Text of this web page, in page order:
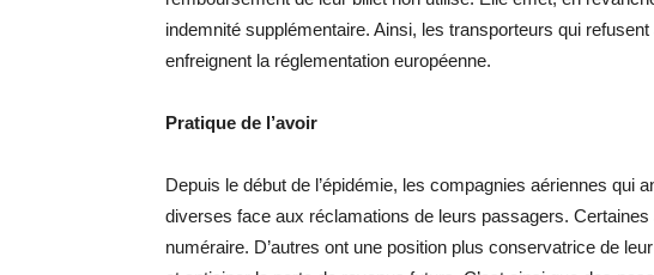
indemnité supplémentaire. Ainsi, les transporteurs qui
enfreignent la réglementation européenne.
Pratique de l’avoir
Depuis le début de l’épidémie, les compagnies aériennes qui
diverses face aux réclamations de leurs passagers.
numéraire. D’autres ont une position plus conservatrice de